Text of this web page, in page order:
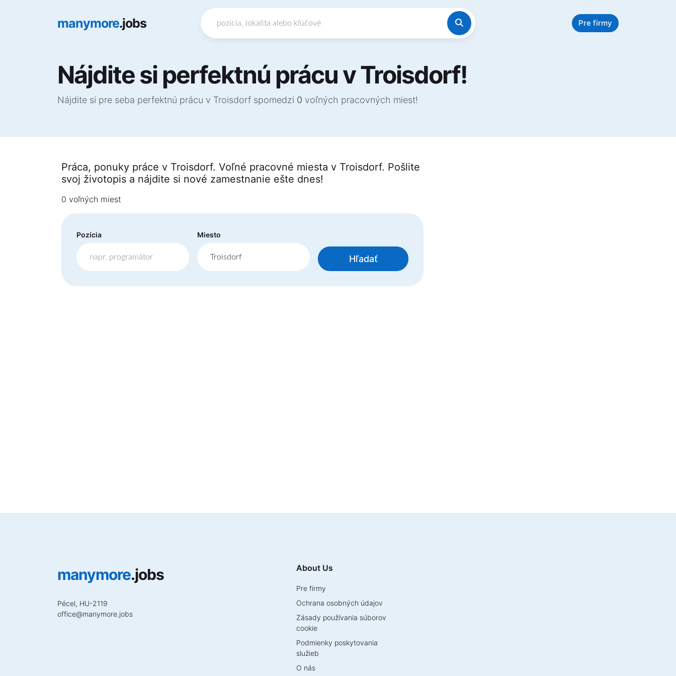
manymore.jobs Pre firmy
Nájdite si perfektnú prácu v Troisdorf!
Nájdite si pre seba perfektnú prácu v Troisdorf spomedzi 0 voľných pracovných miest!
Práca, ponuky práce v Troisdorf. Voľné pracovné miesta v Troisdorf. Pošlite
svoj životopis a nájdite si nové zamestnanie ešte dnes!
0 voľných miest
Pozícia Miesto
Hľadať
manymore.jobs
Pécel, HU-2119
office@manymore.jobs
About Us
Pre firmy
Ochrana osobných údajov
Zásady používania súborov
cookie
Podmienky poskytovania
služieb
O nás